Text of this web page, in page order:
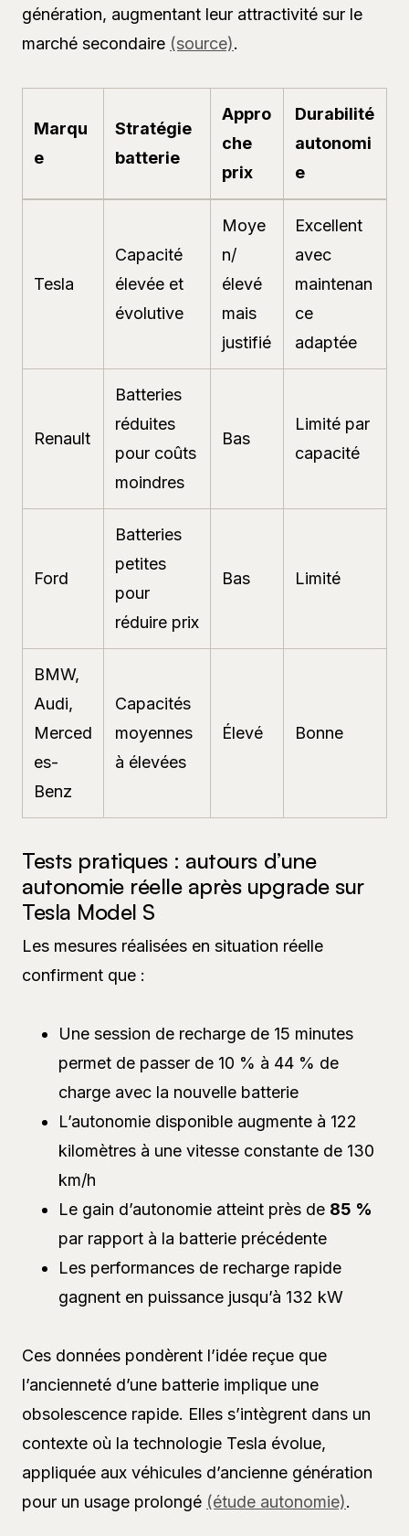
génération, augmentant leur attractivité sur le
marché secondaire (source).
Marqu
e
Stratégie
batterie
Appro
che
prix
Durabilité
autonomi
e
Tesla
Capacité
élevée et
évolutive
Moye
n/
élevé
mais
justifié
Excellent
avec
maintenan
ce
adaptée
Renault
Batteries
réduites
pour coûts
moindres
Bas
Limité par
capacité
Ford
Batteries
petites
pour
réduire prix
Bas Limité
BMW,
Audi,
Merced
es-
Benz
Capacités
moyennes
à élevées
Élevé Bonne
Tests pratiques : autours d’une
autonomie réelle après upgrade sur
Tesla Model S
Les mesures réalisées en situation réelle
confirment que :
Une session de recharge de 15 minutes
permet de passer de 10 % à 44 % de
charge avec la nouvelle batterie
L’autonomie disponible augmente à 122
kilomètres à une vitesse constante de 130
km/h
Le gain d’autonomie atteint près de 85 %
par rapport à la batterie précédente
Les performances de recharge rapide
gagnent en puissance jusqu’à 132 kW
Ces données pondèrent l’idée reçue que
l’ancienneté d’une batterie implique une
obsolescence rapide. Elles s’intègrent dans un
contexte où la technologie Tesla évolue,
appliquée aux véhicules d’ancienne génération
pour un usage prolongé (étude autonomie).